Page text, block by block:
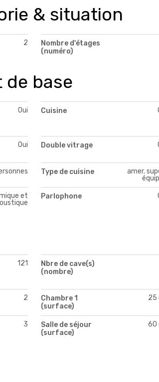
& situation
2
Nombre d'étages
(numéro)
de base
Oui Cuisine
Oui Double vitrage
Type de cuisine
amer.
et
Parlophone
121
Nbre de cave(s)
(nombre)
2
Chambre 1
(surface)
25
3
Salle de séjour
(surface)
60